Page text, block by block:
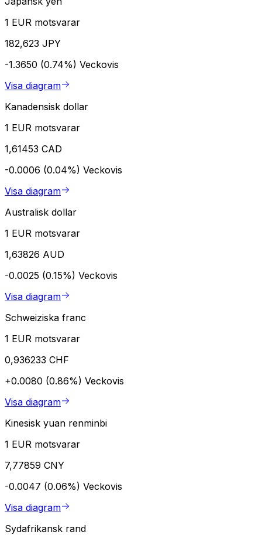
1 EUR motsvarar
182,623 JPY
-1.3650 (0.74%) Veckovis
Visa diagram
Kanadensisk dollar
1 EUR motsvarar
1,61453 CAD
-0.0006 (0.04%) Veckovis
Visa diagram
Australisk dollar
1 EUR motsvarar
1,63826 AUD
-0.0025 (0.15%) Veckovis
Visa diagram
Schweiziska franc
1 EUR motsvarar
0,936233 CHF
+0.0080 (0.86%) Veckovis
Visa diagram
Kinesisk yuan renminbi
1 EUR motsvarar
7,77859 CNY
-0.0047 (0.06%) Veckovis
Visa diagram
Sydafrikansk rand